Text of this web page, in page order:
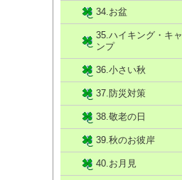
34.お盆
35.ハイキング・キャ
ンプ
36.小さい秋
37.防災対策
38.敬老の日
39.秋のお彼岸
40.お月見